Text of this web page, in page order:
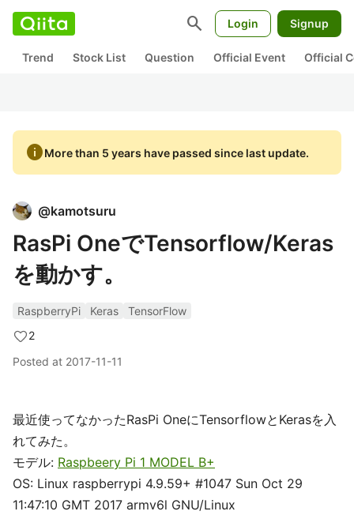
search Login Signup
Trend Stock List Question Official Event Official
infoMore than 5 years have passed since last update.
@kamotsuru
RasPi OneでTensorflow/Keras
を動かす。
RaspberryPi Keras
TensorFlow
2
Posted at 2017-11-11
最近使ってなかったRasPi OneにTensorflowとKerasを入
れてみた。
モデル: Raspbeery Pi 1 MODEL B+
OS: Linux raspberrypi 4.9.59+ #1047 Sun Oct 29
11:47:10 GMT 2017 armv6l GNU/Linux